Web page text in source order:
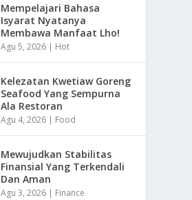
Mempelajari Bahasa
Isyarat Nyatanya
Membawa Manfaat Lho!
Agu 5, 2026 | Hot
Kelezatan Kwetiaw Goreng
Seafood Yang Sempurna
Ala Restoran
Agu 4, 2026 | Food
Mewujudkan Stabilitas
Finansial Yang Terkendali
Dan Aman
Agu 3, 2026 | Finance